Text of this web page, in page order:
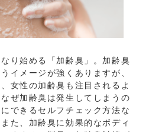
り始める「加齢臭」。加齢臭
イメージが強くありますが、
女性の加齢臭も注目されるよ
ぜ加齢臭は発生してしまうの
できるセルフチェック方法な
た、加齢臭に効果的なボディ